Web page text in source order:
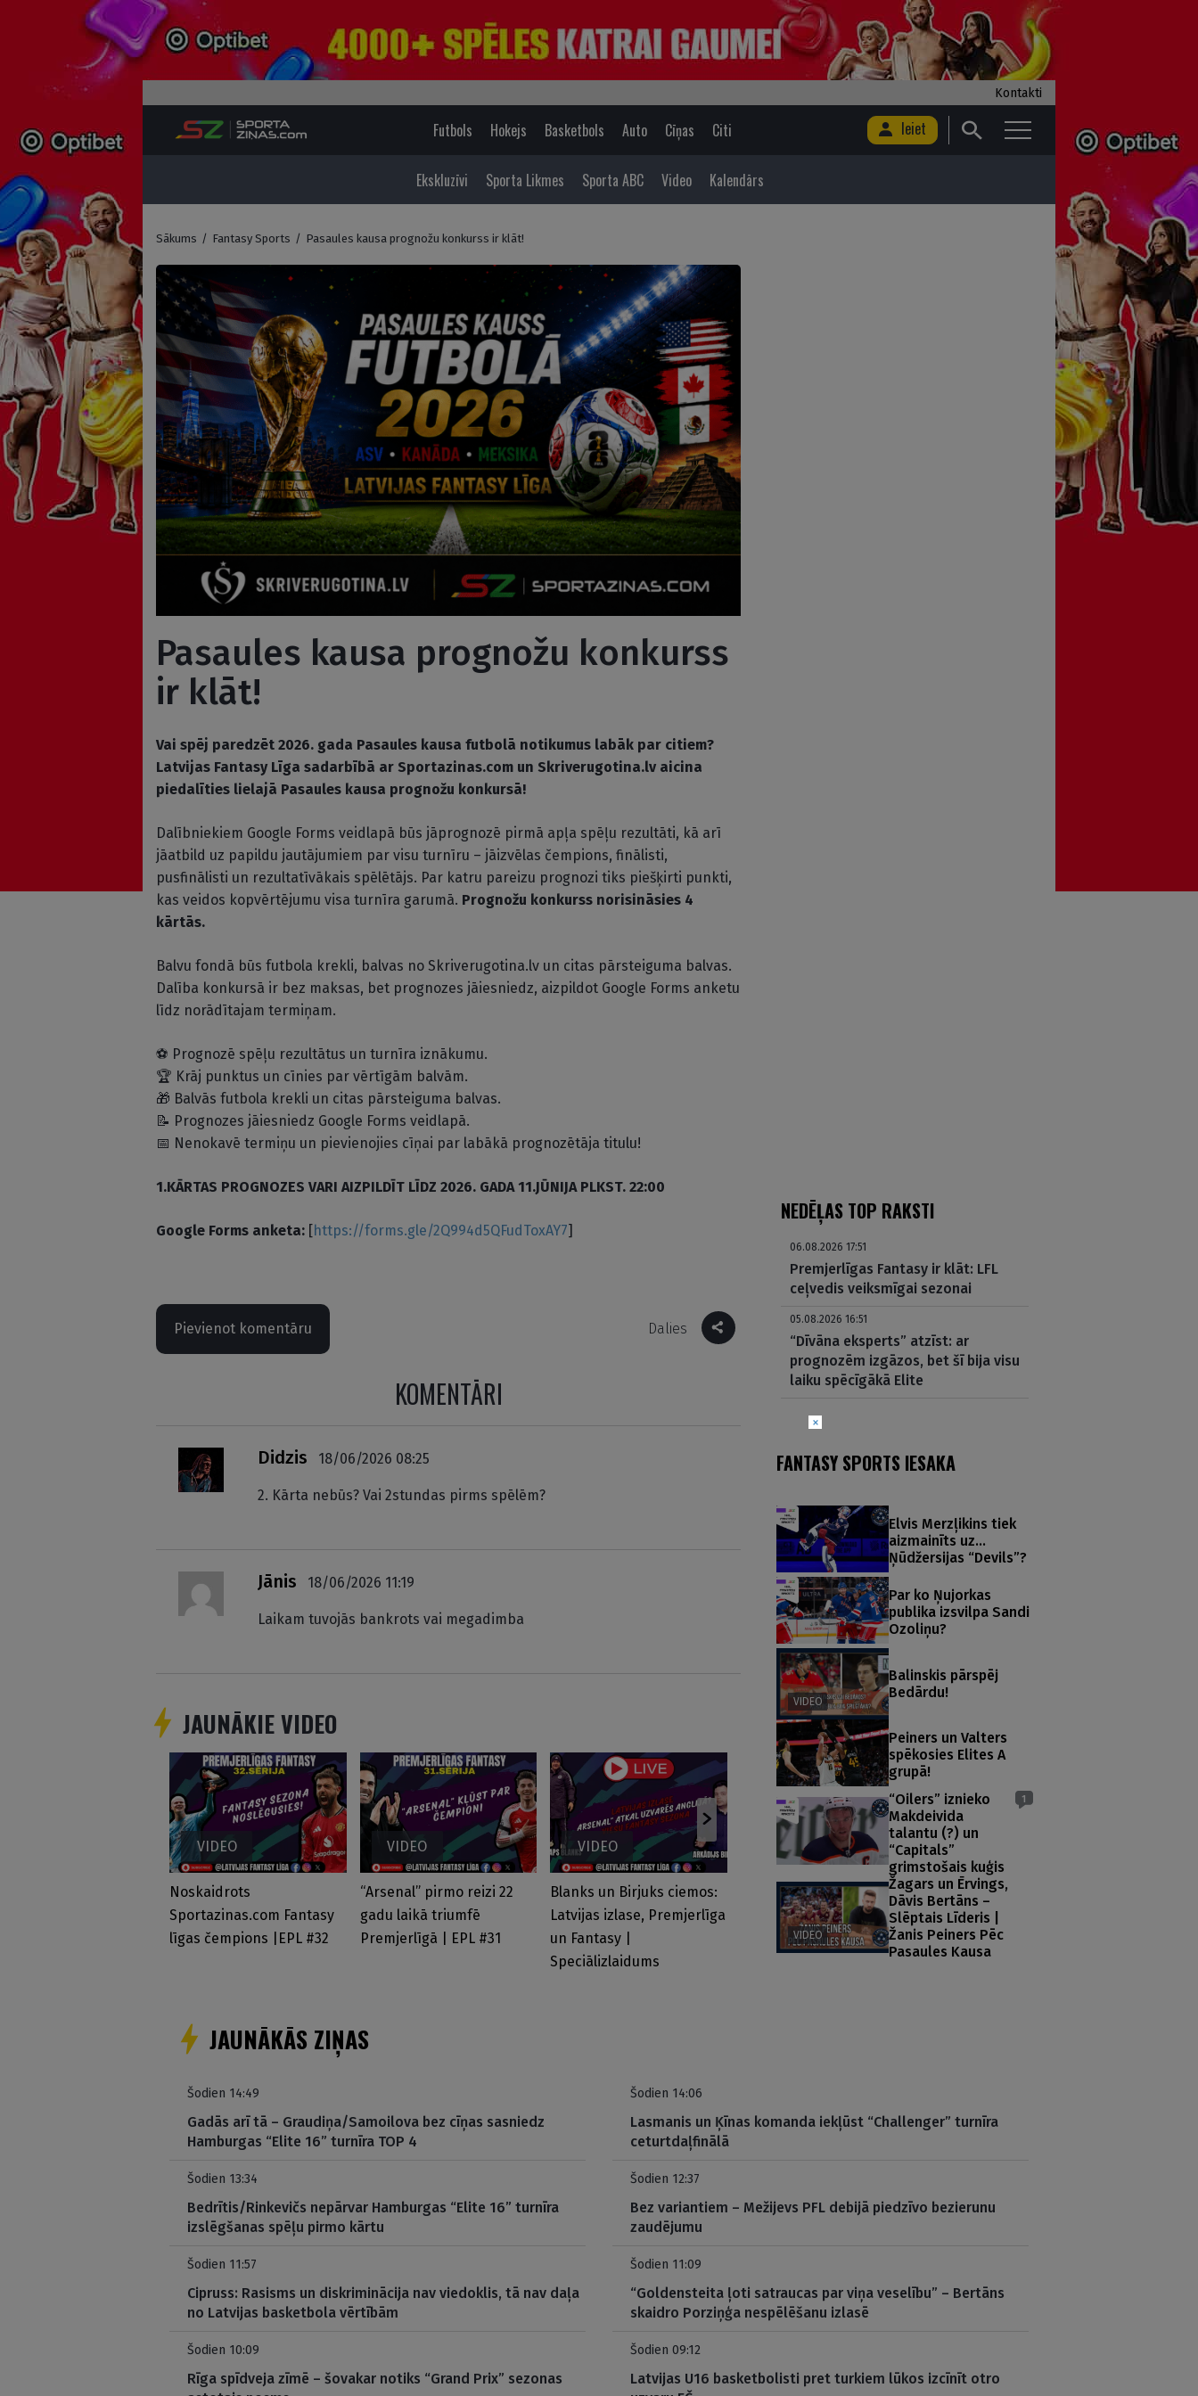
Kontakti
Futbols Hokejs Basketbols Auto Cīņas Citi Ieiet
Ekskluzīvi Sporta Likmes Sporta ABC Video Kalendārs
Sākums / Fantasy Sports / Pasaules kausa prognožu konkurss ir klāt!
Pasaules kausa prognožu konkurss
ir klāt!
Vai spēj paredzēt 2026. gada Pasaules kausa futbolā notikumus labāk par citiem?
Latvijas Fantasy Līga sadarbībā ar Sportazinas.com un Skriverugotina.lv aicina
piedalīties lielajā Pasaules kausa prognožu konkursā!
Dalībniekiem Google Forms veidlapā būs jāprognozē pirmā apļa spēļu rezultāti, kā arī
jāatbild uz papildu jautājumiem par visu turnīru – jāizvēlas čempions, finālisti,
pusfinālisti un rezultatīvākais spēlētājs. Par katru pareizu prognozi tiks piešķirti punkti,
kas veidos kopvērtējumu visa turnīra garumā. Prognožu konkurss norisināsies 4
kārtās.
Balvu fondā būs futbola krekli, balvas no Skriverugotina.lv un citas pārsteiguma balvas.
Dalība konkursā ir bez maksas, bet prognozes jāiesniedz, aizpildot Google Forms anketu
līdz norādītajam termiņam.
⚽ Prognozē spēļu rezultātus un turnīra iznākumu.
🏆 Krāj punktus un cīnies par vērtīgām balvām.
🎁 Balvās futbola krekli un citas pārsteiguma balvas.
📝 Prognozes jāiesniedz Google Forms veidlapā.
📅 Nenokavē termiņu un pievienojies cīņai par labākā prognozētāja titulu!
1.KĀRTAS PROGNOZES VARI AIZPILDĪT LĪDZ 2026. GADA 11.JŪNIJA PLKST. 22:00
Google Forms anketa: [https://forms.gle/2Q994d5QFudToxAY7]
Pievienot komentāru Dalies
KOMENTĀRI
Didzis 18/06/2026 08:25
2. Kārta nebūs? Vai 2stundas pirms spēlēm?
Jānis 18/06/2026 11:19
Laikam tuvojās bankrots vai megadimba
JAUNĀKIE VIDEO
VIDEO
Noskaidrots
Sportazinas.com Fantasy
līgas čempions |EPL #32
VIDEO
“Arsenal” pirmo reizi 22
gadu laikā triumfē
Premjerlīgā | EPL #31
VIDEO
Blanks un Birjuks ciemos:
Latvijas izlase, Premjerlīga
un Fantasy |
Speciālizlaidums
VIDEO
Čempioni pulcējas!
2025./2026. gada sezonas
noslēgums 🏆
Maģiska nakts Atlantā un
LFL – kuri iekļūs finālā? |
Starteris #19
NEDĒĻAS TOP RAKSTI
06.08.2026 17:51
Premjerlīgas Fantasy ir klāt: LFL
ceļvedis veiksmīgai sezonai
05.08.2026 16:51
“Dīvāna eksperts” atzīst: ar
prognozēm izgāzos, bet šī bija visu
laiku spēcīgākā Elite
FANTASY SPORTS IESAKA
Elvis Merzļikins tiek
aizmainīts uz…
Ņūdžersijas “Devils”?
Par ko Ņujorkas
publika izsvilpa Sandi
Ozoliņu?
VIDEO
Balinskis pārspēj
Bedārdu!
Peiners un Valters
spēkosies Elites A
grupā!
“Oilers” iznieko
Makdeivida
talantu (?) un
“Capitals”
grimstošais kuģis
1
VIDEO
Žagars un Ērvings,
Dāvis Bertāns –
Slēptais Līderis |
Žanis Peiners Pēc
Pasaules Kausa
JAUNĀKĀS ZIŅAS
Šodien 14:49
Gadās arī tā – Graudiņa/Samoilova bez cīņas sasniedz
Hamburgas “Elite 16” turnīra TOP 4
Šodien 14:06
Lasmanis un Ķīnas komanda iekļūst “Challenger” turnīra
ceturtdaļfinālā
Šodien 13:34
Bedrītis/Rinkevičs nepārvar Hamburgas “Elite 16” turnīra
izslēgšanas spēļu pirmo kārtu
Šodien 12:37
Bez variantiem – Mežijevs PFL debijā piedzīvo bezierunu
zaudējumu
Šodien 11:57
Cipruss: Rasisms un diskriminācija nav viedoklis, tā nav daļa
no Latvijas basketbola vērtībām
Šodien 11:09
“Goldensteita ļoti satraucas par viņa veselību” – Bertāns
skaidro Porziņģa nespēlēšanu izlasē
Šodien 10:09
Rīga spīdveja zīmē – šovakar notiks “Grand Prix” sezonas
Šodien 09:12
Latvijas U16 basketbolisti pret turkiem lūkos izcīnīt otro